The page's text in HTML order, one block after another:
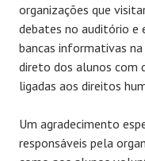
organizações que
debates no auditório e
bancas informativas
direto dos alunos com
ligadas aos direitos
Um agradecimento
responsáveis pela